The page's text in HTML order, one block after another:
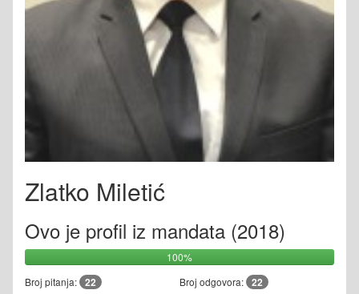
Zlatko Miletić
Ovo je profil iz mandata (2018)
100%
Broj pitanja: 22 Broj odgovora: 22